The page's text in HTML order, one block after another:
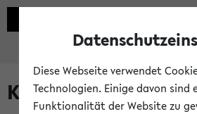
Kombisuche im
Diese Webseite verwendet
Technologien. Einige davon sind
Funktionalität der Website zu